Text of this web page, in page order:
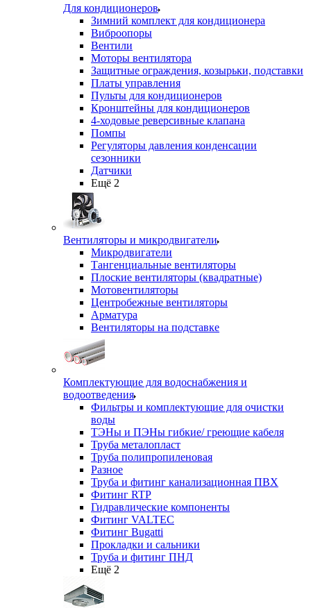
Для кондиционеров
Зимний комплект для кондиционера
Виброопоры
Вентили
Моторы вентилятора
Защитные ограждения, козырьки, подставки
Платы управления
Пульты для кондиционеров
Кронштейны для кондиционеров
4-ходовые реверсивные клапана
Помпы
Регуляторы давления конденсации
сезонники
Датчики
Ещё 2
Вентиляторы и микродвигатели
Микродвигатели
Тангенциальные вентиляторы
Плоские вентиляторы (квадратные)
Мотовентиляторы
Центробежные вентиляторы
Арматура
Вентиляторы на подставке
Комплектующие для водоснабжения и
водоотведения
Фильтры и комплектующие для очистки
воды
ТЭНы и ПЭНы гибкие/ греющие кабеля
Труба металопласт
Труба полипропиленовая
Разное
Труба и фитинг канализационная ПВХ
Фитинг RTP
Гидравлические компоненты
Фитинг VALTEC
Фитинг Bugatti
Прокладки и сальники
Труба и фитинг ПНД
Ещё 2